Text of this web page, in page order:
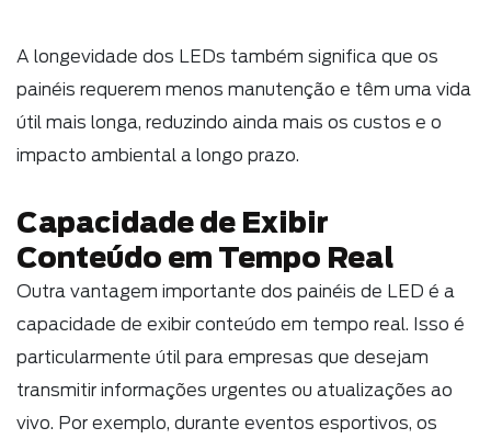
A longevidade dos LEDs também significa que os
painéis requerem menos manutenção e têm uma vida
útil mais longa, reduzindo ainda mais os custos e o
impacto ambiental a longo prazo.
Capacidade de Exibir
Conteúdo em Tempo Real
Outra vantagem importante dos painéis de LED é a
capacidade de exibir conteúdo em tempo real. Isso é
particularmente útil para empresas que desejam
transmitir informações urgentes ou atualizações ao
vivo. Por exemplo, durante eventos esportivos, os